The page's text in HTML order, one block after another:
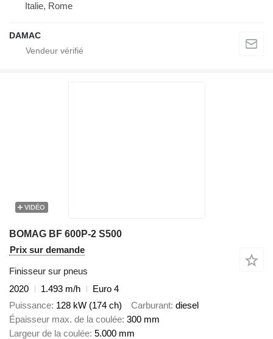
Italie, Rome
DAMAC
VIDÉO
BOMAG BF 600P-2 S500
Prix sur demande
Finisseur sur pneus
2020
1.493 m/h
Euro 4
Puissance 128 kW (174 ch) Carburant diesel
Épaisseur max. de la coulée 300 mm
Largeur de la coulée 5.000 mm